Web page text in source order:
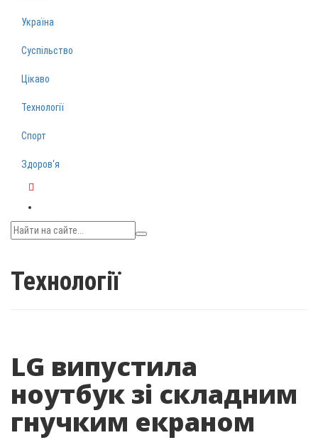
Україна
Суспільство
Цікаво
Технології
Спорт
Здоров‘я
Технології
LG випустила
ноутбук зі складним
гнучким екраном